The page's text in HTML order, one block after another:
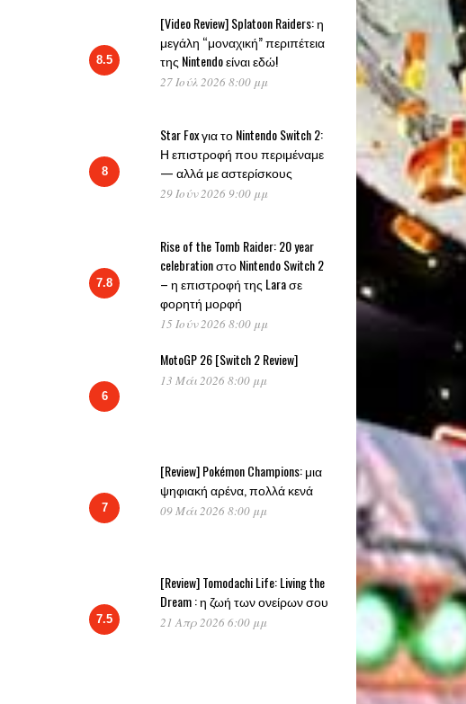
8.5
[Video Review] Splatoon Raiders: η
μεγάλη “μοναχική” περιπέτεια
της Nintendo είναι εδώ!
27 Ιούλ 2026 8:00 μμ
8
Star Fox για το Nintendo Switch 2:
Η επιστροφή που περιμέναμε
— αλλά με αστερίσκους
29 Ιούν 2026 9:00 μμ
7.8
Rise of the Tomb Raider: 20 year
celebration στο Nintendo Switch 2
– η επιστροφή της Lara σε
φορητή μορφή
15 Ιούν 2026 8:00 μμ
6
MotoGP 26 [Switch 2 Review]
13 Μάι 2026 8:00 μμ
7
[Review] Pokémon Champions: μια
ψηφιακή αρένα, πολλά κενά
09 Μάι 2026 8:00 μμ
7.5
[Review] Tomodachi Life: Living the
Dream : η ζωή των ονείρων σου
21 Απρ 2026 6:00 μμ